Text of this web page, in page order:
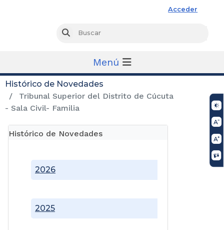
Acceder
Buscar
Menú
Histórico de Novedades
Tribunal Superior del Distrito de Cúcuta
- Sala Civil- Familia
Histórico de Novedades
2025
2026